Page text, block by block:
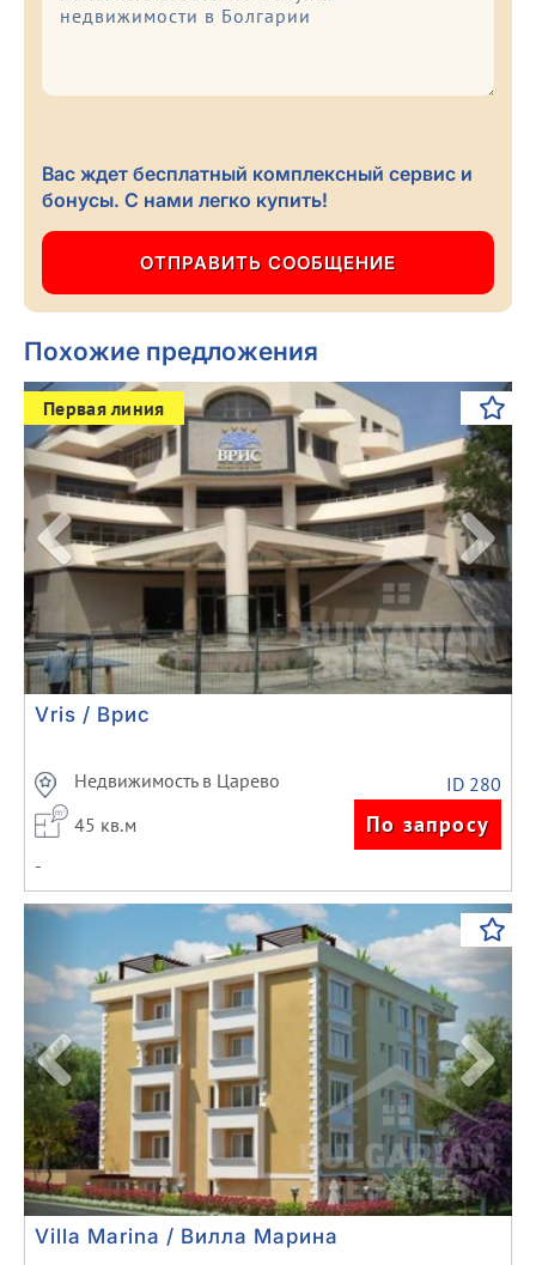
Вас ждет бесплатный комплексный сервис и
бонусы. С нами легко купить!
Похожие предложения
Previous Next
Первая линия
Vris / Врис
Недвижимость в Царево
ID 280
45 кв.м
По запросу
-
Previous Next
Villa Marina / Вилла Марина